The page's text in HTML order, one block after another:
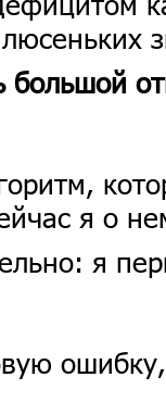
большой
я о
я